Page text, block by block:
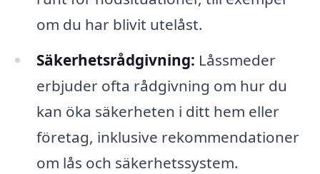
om du har blivit utelåst.
Säkerhetsrådgivning: Låssmeder
erbjuder ofta rådgivning om hur du
kan öka säkerheten i ditt hem eller
företag, inklusive rekommendationer
om lås och säkerhetssystem.